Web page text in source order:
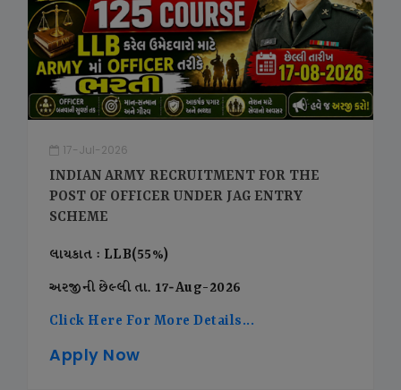
17-Jul-2026
INDIAN ARMY RECRUITMENT FOR THE
POST OF OFFICER UNDER JAG ENTRY
SCHEME
લાયકાત : LLB(55%)
અરજીની છેલ્લી તા. 17-Aug-2026
Click Here For More Details...
Apply Now